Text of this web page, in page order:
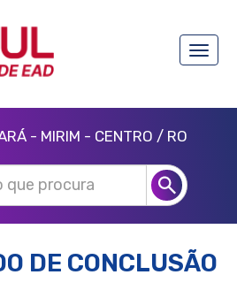
Toggle
- MIRIM - CENTRO / RO
DE CONCLUSÃO